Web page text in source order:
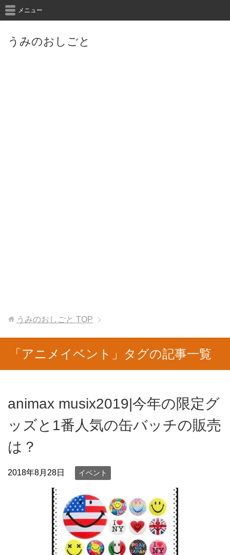
うみのおしごと
メニュー
うみのおしごと TOP
「アニメイベント」タグの記事一覧
animax musix2019|今年の限定グ
ッズと1番人気の缶バッチの販売
は？
2018年8月28日 イベント